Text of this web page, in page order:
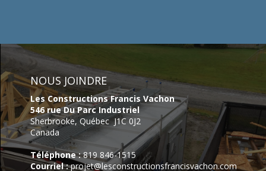
NOUS JOINDRE
Les Constructions Francis Vachon
546 rue Du Parc Industriel
Sherbrooke,Québec J1C 0J2
Canada
Téléphone : 819 846-1515
Courriel : projet@lesconstructionsfrancisvachon.com